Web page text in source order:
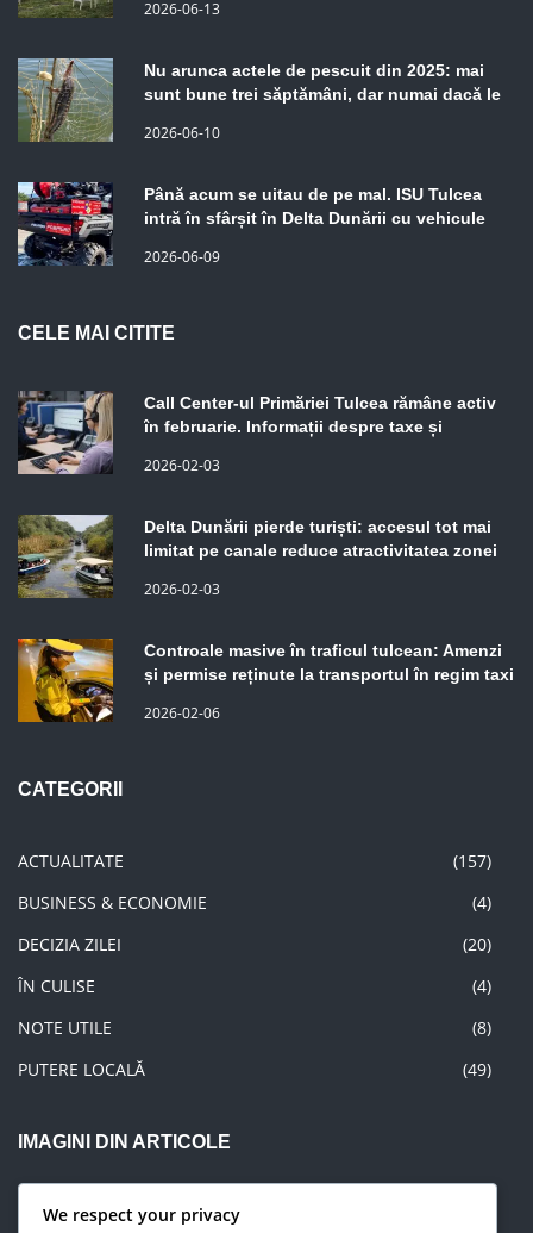
continuă sâmbătă și duminică.
2026-06-13
Nu arunca actele de pescuit din 2025: mai
sunt bune trei săptămâni, dar numai dacă le
2026-06-10
Până acum se uitau de pe mal. ISU Tulcea
intră în sfârșit în Delta Dunării cu vehicule
2026-06-09
CELE MAI CITITE
Call Center-ul Primăriei Tulcea rămâne activ
în februarie. Informații despre taxe și
2026-02-03
Delta Dunării pierde turiști: accesul tot mai
limitat pe canale reduce atractivitatea zonei
2026-02-03
Controale masive în traficul tulcean: Amenzi
și permise reținute la transportul în regim taxi
2026-02-06
CATEGORII
ACTUALITATE
(157)
BUSINESS & ECONOMIE
(4)
DECIZIA ZILEI
(20)
ÎN CULISE
(4)
NOTE UTILE
(8)
PUTERE LOCALĂ
(49)
IMAGINI DIN ARTICOLE
We respect your privacy